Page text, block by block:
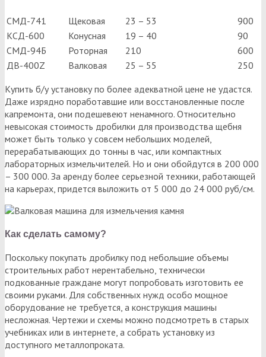
СМД-741 Щековая 23 – 53
900
КСД-600
Конусная 19 – 40
90
СМД-94Б
Роторная 210
600
ДВ-400Z
Валковая 25 – 55
250
Купить б/у установку по более адекватной цене не удастся.
Даже изрядно поработавшие или восстановленные после
капремонта, они подешевеют ненамного. Относительно
невысокая стоимость дробилки для производства щебня
может быть только у совсем небольших моделей,
перерабатывающих до тонны в час, или компактных
лабораторных измельчителей. Но и они обойдутся в 200 000
– 300 000. За аренду более серьезной техники, работающей
на карьерах, придется выложить от 5 000 до 24 000 руб/см.
Как сделать самому?
Поскольку покупать дробилку под небольшие объемы
строительных работ нерентабельно, технически
подкованные граждане могут попробовать изготовить ее
своими руками. Для собственных нужд особо мощное
оборудование не требуется, а конструкция машины
несложная. Чертежи и схемы можно подсмотреть в старых
учебниках или в интернете, а собрать установку из
доступного металлопроката.